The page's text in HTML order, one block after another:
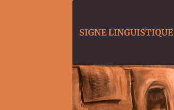
SIGNE LINGUISTIQUE